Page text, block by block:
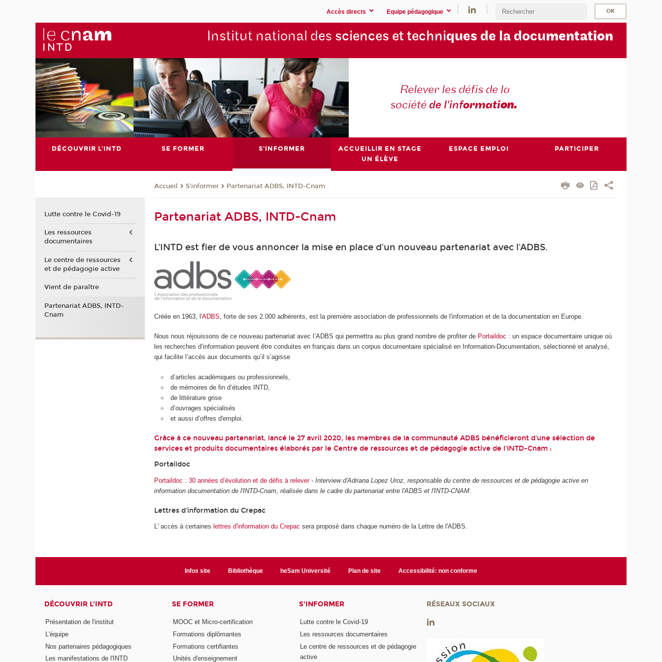
Accès directs Equipe pédagogique
Institut national des sciences et techniques de la documentation
Relever les défis de la
sociétéde l'information.
DÉCOUVRIR L'INTD SE FORMER S'INFORMER
ACCUEILLIR EN STAGE
UN ÉLÈVE
ESPACE EMPLOI PARTICIPER
Accueil S'informer Partenariat ADBS, INTD-Cnam
Partenariat ADBS, INTD-Cnam
L'INTD est fier de vous annoncer la mise en place d'un nouveau partenariat avec l'ADBS.
Créée en 1963, l'ADBS , forte de ses 2.000 adhérents, est la première association de professionnels de l'information et de la documentation en Europe.
Nous nous réjouissons de ce nouveau partenariat avec l’ADBS qui permettra au plus grand nombre de profiter de Portaildoc : un espace documentaire unique où
les recherches d’information peuvent être conduites en français dans un corpus documentaire spécialisé en Information-Documentation, sélectionné et analysé,
qui facilite l’accès aux documents qu’il s’agisse
d’articles académiques ou professionnels,
de mémoires de fin d’études INTD,
de littérature grise
d’ouvrages spécialisés
et aussi d’offres d'emploi.
Grâce à ce nouveau partenariat, lancé le 27 avril 2020, les membres de la communauté ADBS bénéficieront d'une sélection de
services et produits documentaires élaborés par le Centre de ressources et de pédagogie active de l'INTD-Cnam :
Portaildoc
Portaildoc : 30 années d’évolution et de défis à relever - Interview d'Adriana Lopez Uroz, responsable du centre de ressources et de pédagogie active en
information documentation de l'INTD-Cnam, réalisée dans le cadre du partenariat entre l'ADBS et l'INTD-CNAM.
Lettres d'information du Crepac
L' accès à certaines lettres d'information du Crepac sera proposé dans chaque numéro de la Lettre de l'ADBS.
Lutte contre le Covid-19
Les ressources
documentaires
Le centre de ressources
et de pédagogie active
Vient de paraître
Partenariat ADBS, INTD-
Cnam
Infos site Bibliothèque heSam Université Plan de site Accessibilité: non conforme
DÉCOUVRIR L'INTD
Présentation de l'institut
L'équipe
Nos partenaires pédagogiques
Les manifestations de l'INTD
SE FORMER
MOOC et Micro-certification
Formations diplômantes
Formations certifiantes
Unités d'enseignement
S'INFORMER
Lutte contre le Covid-19
Les ressources documentaires
Le centre de ressources et de pédagogie
active
RÉSEAUX SOCIAUX